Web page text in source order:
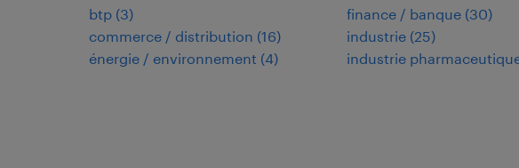
btp (3)
commerce / distribution (16)
énergie / environnement (4)
finance / banque (30)
industrie (25)
industrie